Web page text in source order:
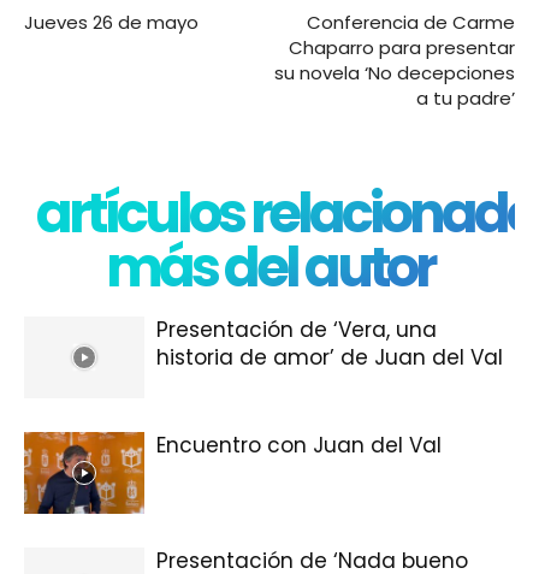
Jueves 26 de mayo
Conferencia de Carme
Chaparro para presentar
su novela ‘No decepciones
a tu padre’
artículos
más del autor
Presentación de ‘Vera, una
historia de amor’ de Juan del Val
Encuentro con Juan del Val
Presentación de ‘Nada bueno